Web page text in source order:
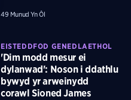
49 Munud Yn Ôl
EISTEDDFOD GENEDLAETHOL
'Dim modd mesur ei
dylanwad': Noson i ddathlu
bywyd yr arweinydd
corawl Sioned James